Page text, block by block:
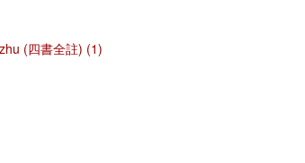
(四書全註) (1)